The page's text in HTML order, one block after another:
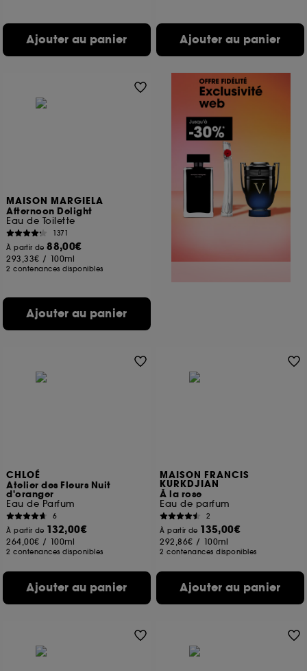
Ajouter au panier Ajouter au panier
MAISON MARGIELA
Afternoon Delight
Eau de Toilette
1371
À partir de88,00€
293,33€ / 100ml
2 contenances disponibles
Ajouter au panier
CHLOÉ
Atelier des Fleurs Nuit
d'oranger
Eau de Parfum
6
À partir de 132,00€
264,00€ / 100ml
2 contenances disponibles
Ajouter au panier
MAISON FRANCIS
KURKDJIAN
À la rose
Eau de parfum
2
À partir de 135,00€
292,86€ / 100ml
2 contenances disponibles
Ajouter au panier